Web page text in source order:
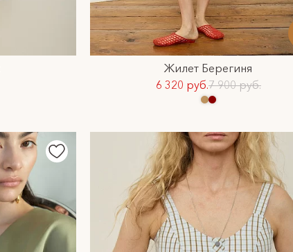
Жилет Берегиня
6 320 руб.7 900 руб.